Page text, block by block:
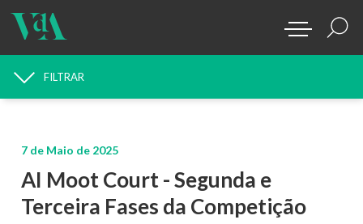
PROCURAR NOTÍCIAS
FILTRAR
7 de Maio de 2025
AI Moot Court - Segunda e
Terceira Fases da Competição